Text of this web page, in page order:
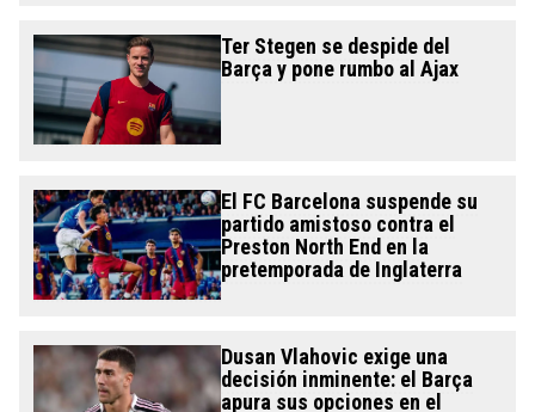
Ter Stegen se despide del
Barça y pone rumbo al Ajax
El FC Barcelona suspende su
partido amistoso contra el
Preston North End en la
pretemporada de Inglaterra
Dusan Vlahovic exige una
decisión inminente: el Barça
apura sus opciones en el